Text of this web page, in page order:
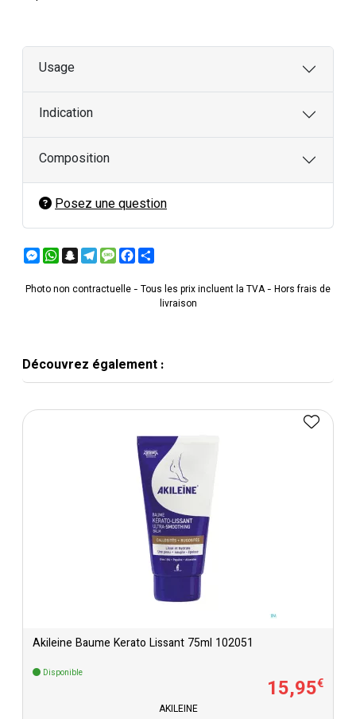
Usage
Indication
Composition
Posez une question
Messenger
WhatsApp
Snapchat
Telegram
MessageFacebook
Photo non contractuelle - Tous les prix incluent la TVA - Hors frais de
livraison
Découvrez également :
Akileine Baume Kerato Lissant 75ml 102051
Disponible
15,95€
AKILEINE